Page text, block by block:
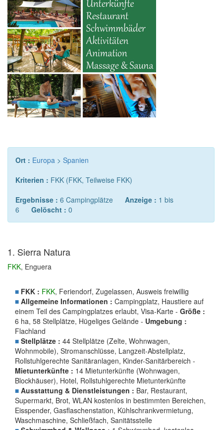
Ort : Europa > Spanien
Kriterien : FKK (FKK, Teilweise FKK)
Ergebnisse : 6 Campingplätze Anzeige : 1 bis
6 Gelöscht : 0
1. Sierra Natura
FKK, Enguera
■ FKK : FKK, Feriendorf, Zugelassen, Ausweis freiwillig
■ Allgemeine Informationen : Campingplatz, Haustiere auf
einem Teil des Campingplatzes erlaubt, Visa-Karte - Größe :
6 ha, 58 Stellplätze, Hügeliges Gelände - Umgebung :
Flachland
■ Stellplätze : 44 Stellplätze (Zelte, Wohnwagen,
Wohnmobile), Stromanschlüsse, Langzeit-Abstellplatz,
Rollstuhlgerechte Sanitäranlagen, Kinder-Sanitärbereich -
Mietunterkünfte : 14 Mietunterkünfte (Wohnwagen,
Blockhäuser), Hotel, Rollstuhlgerechte Mietunterkünfte
■ Ausstattung & Dienstleistungen : Bar, Restaurant,
Supermarkt, Brot, WLAN kostenlos in bestimmten Bereichen,
Eisspender, Gasflaschenstation, Kühlschrankvermietung,
Waschmaschine, Schließfach, Sanitätsstelle